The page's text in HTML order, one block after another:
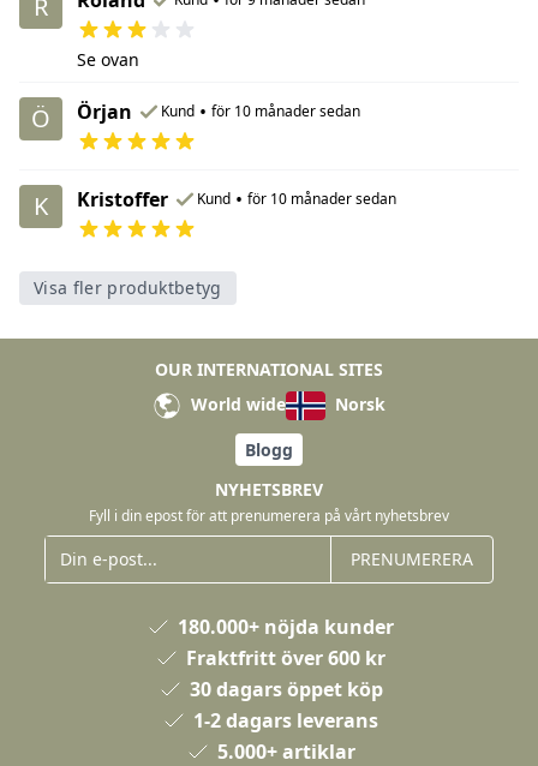
Se ovan
Ö Örjan Kund • för 10 månader sedan
K Kristoffer Kund • för 10 månader sedan
Visa fler produktbetyg
OUR INTERNATIONAL SITES
World wide
Norsk
Blogg
NYHETSBREV
Fyll i din epost för att prenumerera på vårt nyhetsbrev
PRENUMERERA
180.000+ nöjda kunder
Fraktfritt över 600 kr
30 dagars öppet köp
1-2 dagars leverans
5.000+ artiklar